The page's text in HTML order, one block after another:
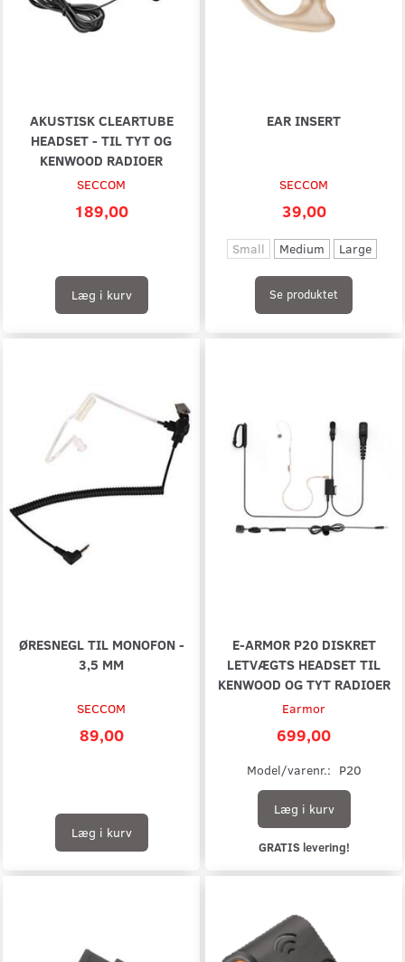
AKUSTISK CLEARTUBE
HEADSET - TIL TYT OG
KENWOOD RADIOER
SECCOM
189,00
Læg i kurv
EAR INSERT
SECCOM
39,00
Small Medium Large
Se produktet
ØRESNEGL TIL MONOFON -
3,5 MM
SECCOM
89,00
Læg i kurv
E-ARMOR P20 DISKRET
LETVÆGTS HEADSET TIL
KENWOOD OG TYT RADIOER
Earmor
699,00
Model/varenr.: P20
Læg i kurv
GRATIS levering!